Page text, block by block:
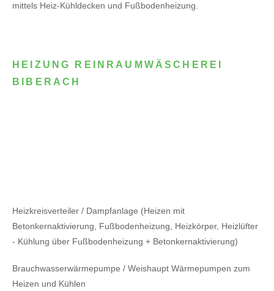
mittels Heiz-Kühldecken und Fußbodenheizung.
HEIZUNG REINRAUMWÄSCHEREI
BIBERACH
Heizkreisverteiler / Dampfanlage (Heizen mit
Betonkernaktivierung, Fußbodenheizung, Heizkörper, Heizlüfter
- Kühlung über Fußbodenheizung + Betonkernaktivierung)
Brauchwasserwärmepumpe / Weishaupt Wärmepumpen zum
Heizen und Kühlen